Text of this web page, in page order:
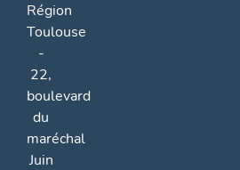
Région
Toulouse
-
22,
boulevard
du
maréchal
Juin